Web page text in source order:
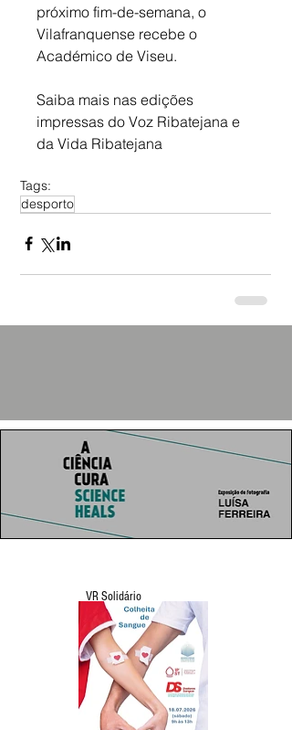
próximo fim-de-semana, o
Vilafranquense recebe o
Académico de Viseu.
Saiba mais nas edições
impressas do Voz Ribatejana e
da Vida Ribatejana
Tags:
desporto
VR Solidário